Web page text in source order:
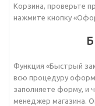
Корзина, проверьте
нажмите кнопку
Функция «Быстрый
всю процедуру
заполняете форму, и
менеджер магазина.